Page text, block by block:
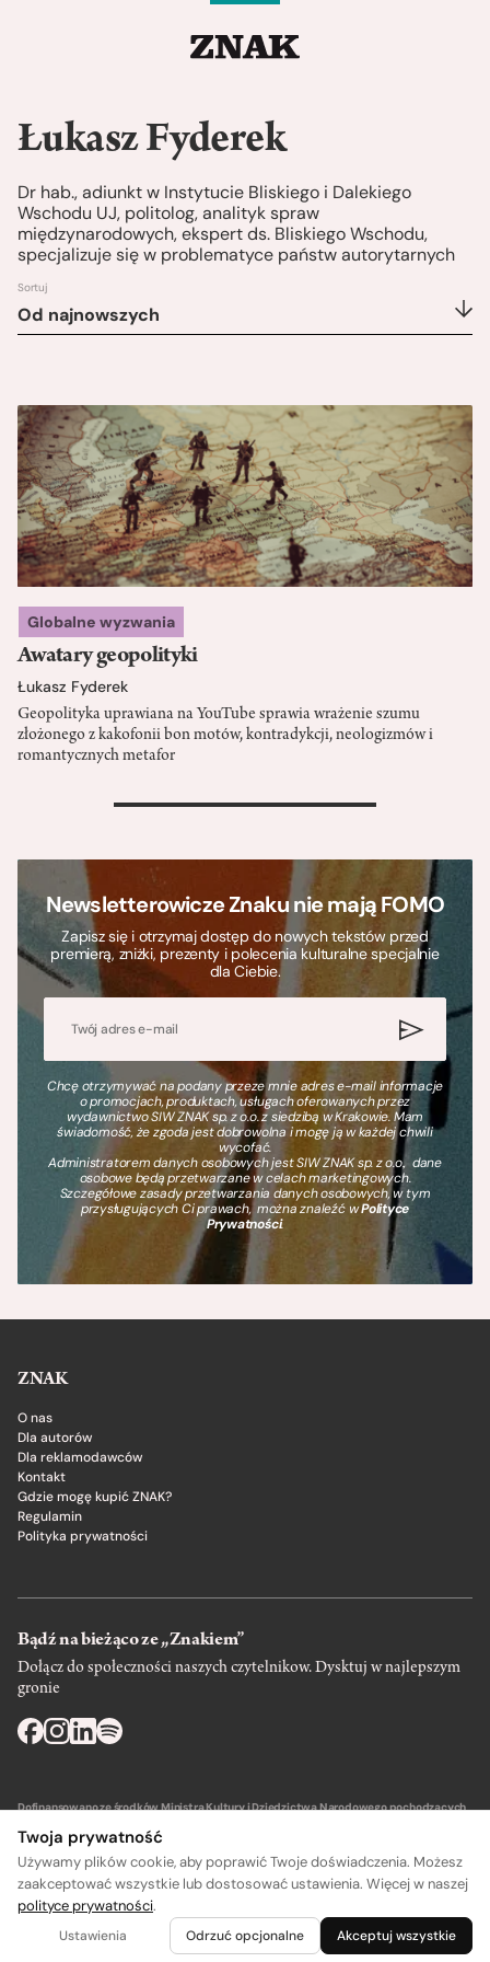
Łukasz Fyderek
Dr hab., adiunkt w Instytucie Bliskiego i Dalekiego
Wschodu UJ, politolog, analityk spraw
międzynarodowych, ekspert ds. Bliskiego Wschodu,
specjalizuje się w problematyce państw autorytarnych
Sortuj
Od najnowszych
Globalne wyzwania
Awatary geopolityki
Łukasz Fyderek
Geopolityka uprawiana na YouTube sprawia wrażenie szumu
złożonego z kakofonii bon motów, kontradykcji, neologizmów i
romantycznych metafor
>
Newsletterowicze Znaku nie mają FOMO
Zapisz się i otrzymaj dostęp do nowych tekstów przed
premierą, zniżki, prezenty i polecenia kulturalne specjalnie
dla Ciebie.
Chcę otrzymywać na podany przeze mnie adres e-mail informacje
o promocjach, produktach, usługach oferowanych przez
wydawnictwo SIW ZNAK sp. z o.o. z siedzibą w Krakowie. Mam
świadomość, że zgoda jest dobrowolna i mogę ją w każdej chwili
wycofać.
Administratorem danych osobowych jest SIW ZNAK sp. z o.o., dane
osobowe będą przetwarzane w celach marketingowych.
Szczegółowe zasady przetwarzania danych osobowych, w tym
przysługujących Ci prawach, można znaleźć wPolityce
Prywatności.
ZNAK
O nas
Dla autorów
Dla reklamodawców
Kontakt
Gdzie mogę kupić ZNAK?
Regulamin
Polityka prywatności
Bądź na bieżąco ze „Znakiem”
Dołącz do społeczności naszych czytelnikow. Dysktuj w najlepszym
gronie
Dofinansowano ze środków Ministra Kultury i Dziedzictwa Narodowego pochodzących
Wydawca: SIW Znak w Krakowie
Twoja prywatność
Używamy plików cookie, aby poprawić Twoje doświadczenia. Możesz
zaakceptować wszystkie lub dostosować ustawienia. Więcej w naszej
polityce prywatności.
Ustawienia Odrzuć opcjonalne Akceptuj wszystkie